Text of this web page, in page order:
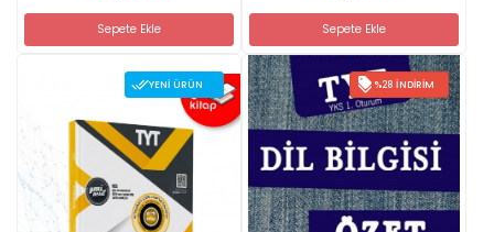
Sepete Ekle Sepete Ekle
YENI ÜRÜN %28 İNDIRIM